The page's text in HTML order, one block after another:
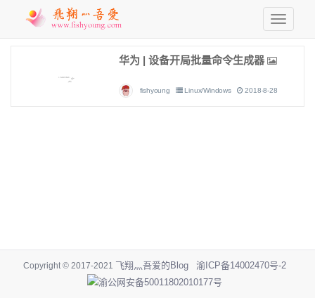
华为 | 设备开局批量命令生成器
fishyoung Linux/Windows 2018-8-28
Copyright © 2017-2021 飞翔灬吾爱的Blog
渝ICP备14002470号-2
渝公网安备50011802010177号